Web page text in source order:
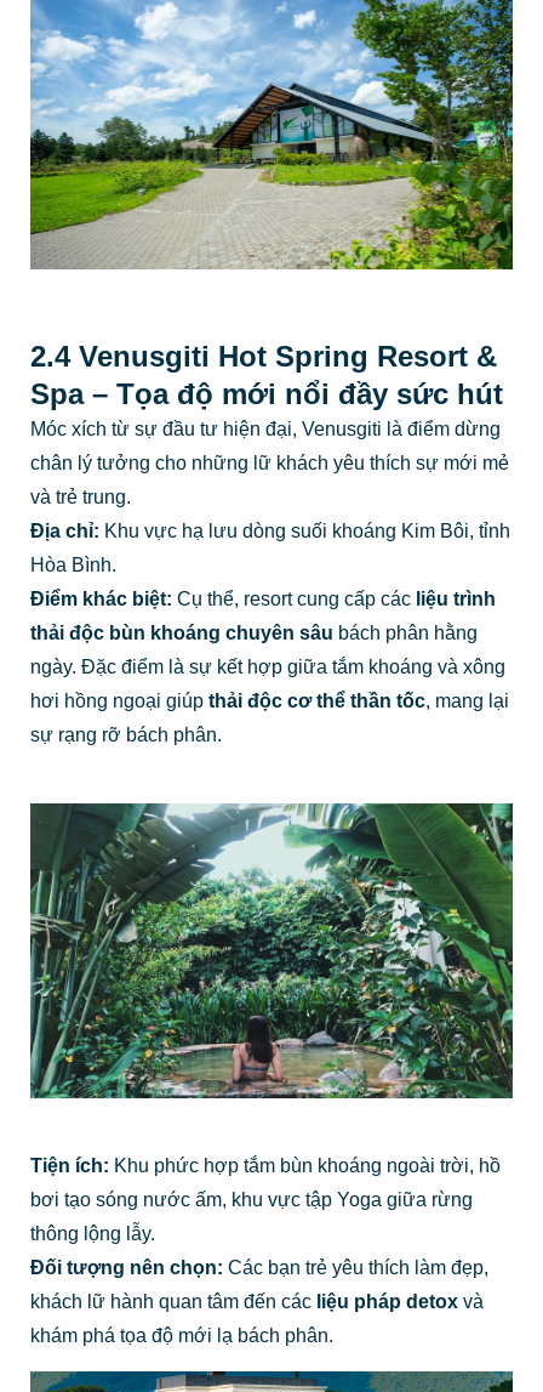
2.4 Venusgiti Hot Spring Resort &
Spa – Tọa độ mới nổi đầy sức hút
Móc xích từ sự đầu tư hiện đại, Venusgiti là điểm dừng
chân lý tưởng cho những lữ khách yêu thích sự mới mẻ
và trẻ trung.
Địa chỉ: Khu vực hạ lưu dòng suối khoáng Kim Bôi, tỉnh
Hòa Bình.
Điểm khác biệt: Cụ thể, resort cung cấp các liệu trình
thải độc bùn khoáng chuyên sâu bách phân hằng
ngày. Đặc điểm là sự kết hợp giữa tắm khoáng và xông
hơi hồng ngoại giúp thải độc cơ thể thần tốc, mang lại
sự rạng rỡ bách phân.
Tiện ích: Khu phức hợp tắm bùn khoáng ngoài trời, hồ
bơi tạo sóng nước ấm, khu vực tập Yoga giữa rừng
thông lộng lẫy.
Đối tượng nên chọn: Các bạn trẻ yêu thích làm đẹp,
khách lữ hành quan tâm đến các liệu pháp detoxvà
khám phá tọa độ mới lạ bách phân.